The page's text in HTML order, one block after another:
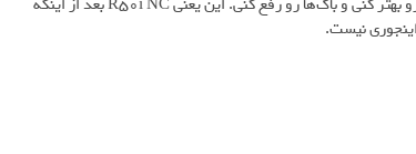
به‌روزرسانی نرم‌افزار (Firmware Updates): باعث می‌شه بتونی در طول زمان ویژگی‌ها رو بهتر کنی و باگ‌ها رو رفع کنی. این یعنی R50i NC بعد از اینکه